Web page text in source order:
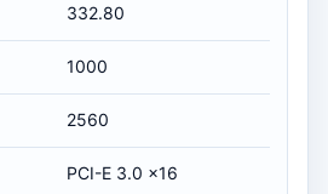
332.80
1000
2560
PCI-E 3.0 x16